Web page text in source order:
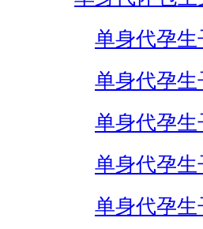
单身代孕生
单身代孕生
单身代孕生
单身代孕生
单身代孕生